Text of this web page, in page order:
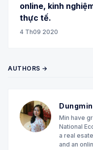
online, kinh
thực tế.
4 Th09 2020
AUTHORS →
Dungmin
Min have
National
a real
and an